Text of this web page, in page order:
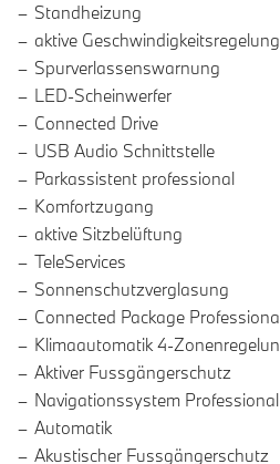
Standheizung
aktive Geschwindigkeitsregelung
Spurverlassenswarnung
LED-Scheinwerfer
Connected Drive
USB Audio Schnittstelle
Parkassistent professional
Komfortzugang
aktive Sitzbelüftung
TeleServices
Sonnenschutzverglasung
Connected Package
Klimaautomatik 4-
Aktiver Fussgängerschutz
Navigationssystem Professional
Automatik
Akustischer Fussgängerschutz